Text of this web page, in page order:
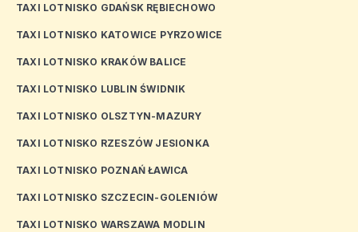
TAXI LOTNISKO GDAŃSK RĘBIECHOWO
TAXI LOTNISKO KATOWICE PYRZOWICE
TAXI LOTNISKO KRAKÓW BALICE
TAXI LOTNISKO LUBLIN ŚWIDNIK
TAXI LOTNISKO OLSZTYN-MAZURY
TAXI LOTNISKO RZESZÓW JESIONKA
TAXI LOTNISKO POZNAŃ ŁAWICA
TAXI LOTNISKO SZCZECIN-GOLENIÓW
TAXI LOTNISKO WARSZAWA MODLIN